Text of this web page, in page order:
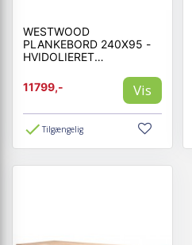
WESTWOOD
PLANKEBORD 240X95 -
HVIDOLIERET
STJERNE UNDERSTEL
11799,- Vis
Tilgængelig